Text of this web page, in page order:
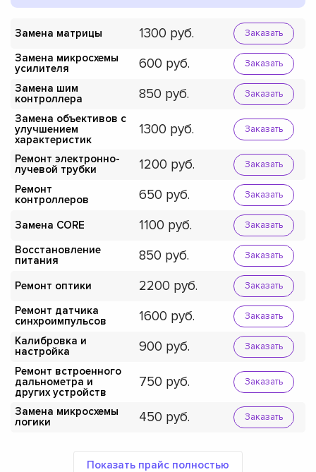
Замена матрицы 1300 Заказать
Замена микросхемы
усилителя
600 Заказать
Замена шим
контроллера
850 Заказать
Замена объективов с
улучшением
характеристик
1300 Заказать
Ремонт электронно-
лучевой трубки
1200 Заказать
Ремонт
контроллеров
650 Заказать
Замена CORE 1100 Заказать
Восстановление
питания
850 Заказать
Ремонт оптики 2200 Заказать
Ремонт датчика
синхроимпульсов
1600 Заказать
Калибровка и
настройка
900 Заказать
Ремонт встроенного
дальнометра и
других устройств
750 Заказать
Замена микросхемы
логики
450 Заказать
Показать прайс полностью